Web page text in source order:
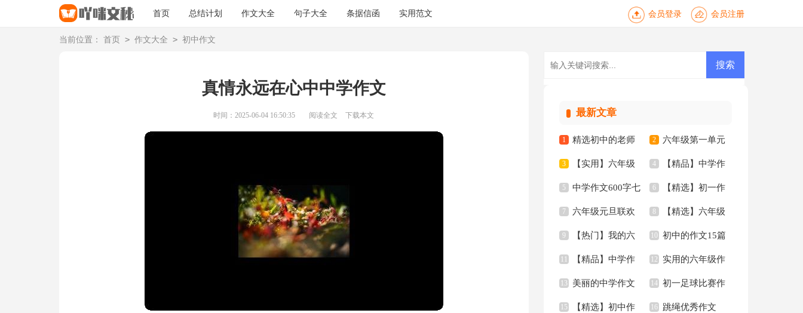
首页 总结计划 作文大全 句子大全 条据信函 实用范文 会员登录 会员注册
当前位置： 首页 > 作文大全 > 初中作文
真情永远在心中中学作文
时间：2025-06-04 16:50:35 阅读全文 下载本文 最新文章
1 精选初中的老师
作文锦集10篇
2 六年级第一单元
作文10篇
3 【实用】六年级
年的作文300字合集9
篇
4 【精品】中学作
文汇编9篇
5 中学作文600字七
篇
6 【精选】初一作
文汇编九篇
7 六年级元旦联欢
会作文
8 【精选】六年级
年的作文300字汇总8
篇
9 【热门】我的六
年级小学作文四篇
10 初中的作文15篇
11 【精品】中学作
文合集七篇
12 实用的六年级作
文集合8篇
13 美丽的中学作文
300字合集5篇
14 初一足球比赛作
文
15 【精选】初中作 16 跳绳优秀作文